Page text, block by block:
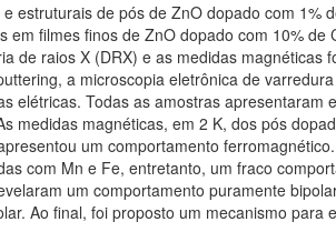
estruturais de pós de ZnO dopado com 1%
filmes finos de ZnO dopado com 10%
de raios X (DRX) e as medidas magnéticas
a microscopia eletrônica de
elétricas. Todas as amostras
medidas magnéticas, em 2 K, dos pós
um comportamento
com Mn e Fe, entretanto, um fraco
um comportamento puramente
Ao final, foi proposto um mecanismo